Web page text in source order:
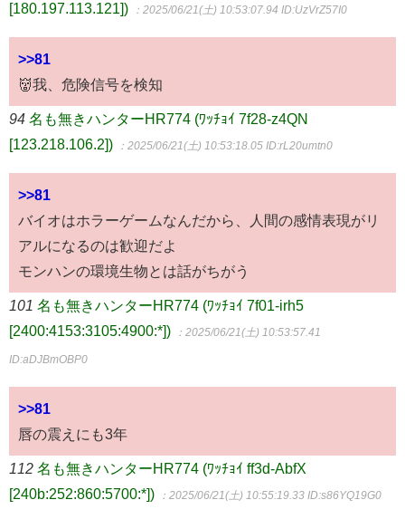
[180.197.113.121]) ：2025/06/21(土) 10:53:07.94 ID:UzVrZ57I0
>>81
👹我、危険信号を検知
94 名も無きハンターHR774 (ﾜｯﾁｮｲ 7f28-z4QN
[123.218.106.2])
：2025/06/21(土) 10:53:18.05 ID:rL20umtn0
>>81
バイオはホラーゲームなんだから、人間の感情表現がリ
アルになるのは歓迎だよ
モンハンの環境生物とは話がちがう
101 名も無きハンターHR774 (ﾜｯﾁｮｲ 7f01-irh5
[2400:4153:3105:4900:*])
：2025/06/21(土) 10:53:57.41
ID:aDJBmOBP0
>>81
唇の震えにも3年
112 名も無きハンターHR774 (ﾜｯﾁｮｲ ff3d-AbfX
[240b:252:860:5700:*])
：2025/06/21(土) 10:55:19.33 ID:s86YQ19G0